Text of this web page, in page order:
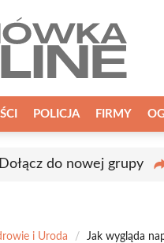
POLICJA FIRMY
Dołącz do nowej grupy
i Uroda / Jak wygląda